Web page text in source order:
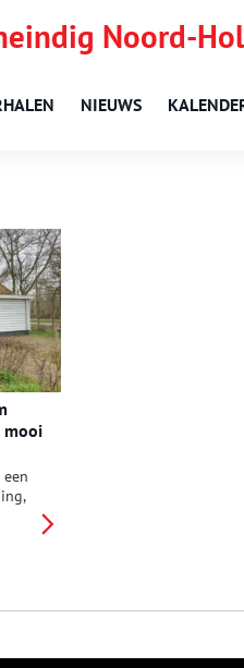
Noord-
NIEUWS
mooi